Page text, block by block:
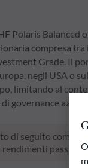
Polaris Balanced
compresa
Grade. Il
negli USA o
limitando al
governance
di seguito
rendimenti passati